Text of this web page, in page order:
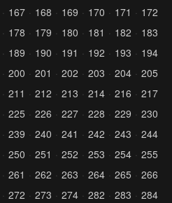
167 168 169 170 171
172
178 179 180 181 182
183
189 190 191 192 193
194
200 201 202 203 204
205
211 212 213 214 216
217
225 226 227 228 229
230
239 240 241 242 243
244
250 251 252 253 254
255
261 262 263 264 265
266
272 273 274 282 283
284